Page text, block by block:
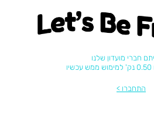
Let's be
חברי מועדון שלנו
התחברו